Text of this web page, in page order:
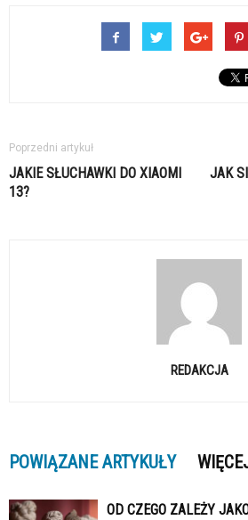
Poprzedni artykuł
JAKIE SŁUCHAWKI DO XIAOMI
13?
JAK
REDAKCJA
POWIĄZANE ARTYKUŁY
OD CZEGO ZALEŻY